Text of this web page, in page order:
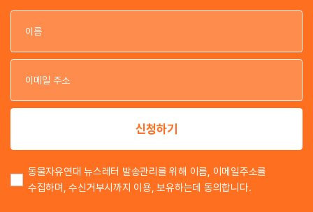
이
이
신청하기
동물자유연대 뉴스레터 발송관리를 위해 이름, 이메일주소를
수집하며, 수신거부시까지 이용, 보유하는데 동의합니다.